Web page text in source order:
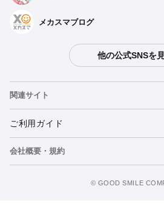
2025年01月発売・お1人様3点ま
ぬいぐるみ 鬼龍院皐月
予約期間：2024年06月17日
予約期間：2024年06月17日
2025年01月発売・お1人様3点ま
2025年01月発売・お1人様3点ま
メカスマブログ
他の公式SNSを
関連サイト
ねんどろいど
ねんどろいどフェイスメーカー
ご利用ガイド
重要なお知らせ
会社概要・規約
©️ GOOD SMILE